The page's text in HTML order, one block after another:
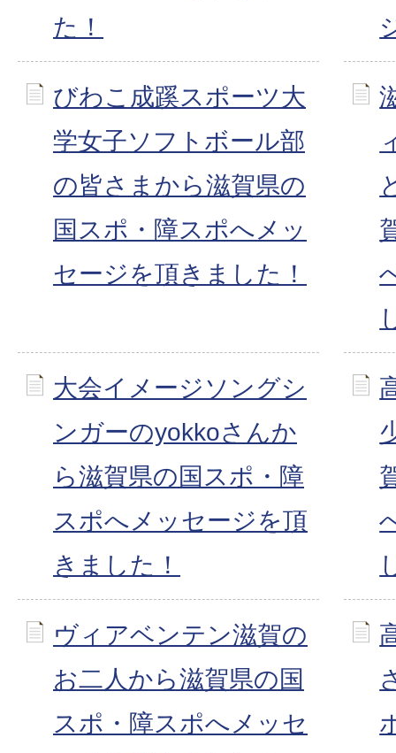
た！
びわこ成蹊スポーツ大
学女子ソフトボール部
の皆さまから滋賀県の
国スポ・障スポへメッ
セージを頂きました！
大会イメージソングシ
ンガーのyokkoさんか
ら滋賀県の国スポ・障
スポへメッセージを頂
きました！
ヴィアベンテン滋賀の
お二人から滋賀県の国
スポ・障スポへメッセ